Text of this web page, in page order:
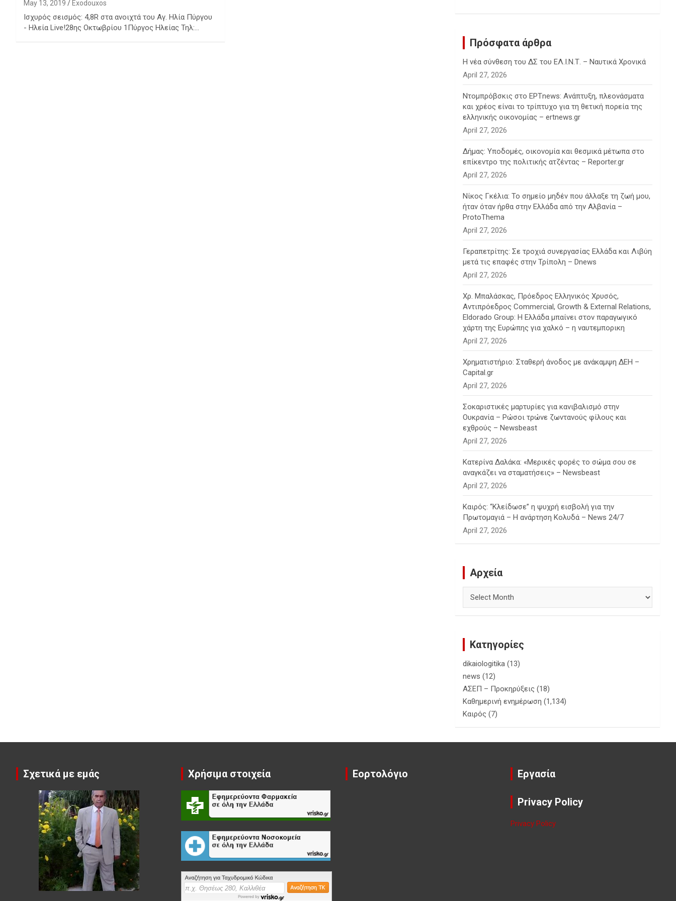
May 13, 2019 Exodouxos
Ισχυρός σεισμός: 4,8R στα ανοιχτά του Αγ. Ηλία Πύργου
- Ηλεία Live!28ης Οκτωβρίου 1Πύργος Ηλείας Τηλ:…
h
Πρόσφατα άρθρα
Η νέα σύνθεση του ΔΣ του ΕΛ.Ι.Ν.Τ. – Ναυτικά Χρονικά
April 27, 2026
Ντομπρόβσκις στο ΕΡΤnews: Ανάπτυξη, πλεονάσματα
και χρέος είναι το τρίπτυχο για τη θετική πορεία της
ελληνικής οικονομίας – ertnews.gr
April 27, 2026
Δήμας: Υποδομές, οικονομία και θεσμικά μέτωπα στο
επίκεντρο της πολιτικής ατζέντας – Reporter.gr
April 27, 2026
Νίκος Γκέλια: Το σημείο μηδέν που άλλαξε τη ζωή μου,
ήταν όταν ήρθα στην Ελλάδα από την Αλβανία –
ProtoThema
April 27, 2026
Γεραπετρίτης: Σε τροχιά συνεργασίας Ελλάδα και Λιβύη
μετά τις επαφές στην Τρίπολη – Dnews
April 27, 2026
Χρ. Μπαλάσκας, Πρόεδρος Ελληνικός Χρυσός,
Αντιπρόεδρος Commercial, Growth & External Relations,
Eldorado Group: Η Ελλάδα μπαίνει στον παραγωγικό
χάρτη της Ευρώπης για χαλκό – η ναυτεμπορικη
April 27, 2026
Χρηματιστήριο: Σταθερή άνοδος με ανάκαμψη ΔΕΗ –
Capital.gr
April 27, 2026
Σοκαριστικές μαρτυρίες για κανιβαλισμό στην
Ουκρανία – Ρώσοι τρώνε ζωντανούς φίλους και
εχθρούς – Newsbeast
April 27, 2026
Κατερίνα Δαλάκα: «Μερικές φορές το σώμα σου σε
αναγκάζει να σταματήσεις» – Newsbeast
April 27, 2026
Καιρός: “Κλείδωσε” η ψυχρή εισβολή για την
Πρωτομαγιά – Η ανάρτηση Κολυδά – News 24/7
April 27, 2026
Αρχεία
Κατηγορίες
dikaiologitika (13)
news (12)
ΑΣΕΠ – Προκηρύξεις (18)
Καθημερινή ενημέρωση (1,134)
Καιρός (7)
Σχετικά με εμάς Χρήσιμα στοιχεία Εορτολόγιο Εργασία
Privacy Policy
Privacy Policy